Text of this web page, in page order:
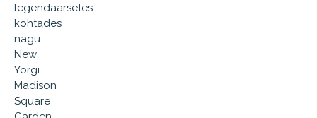
legendaarsetes
kohtades
nagu
New
Yorgi
Madison
Square